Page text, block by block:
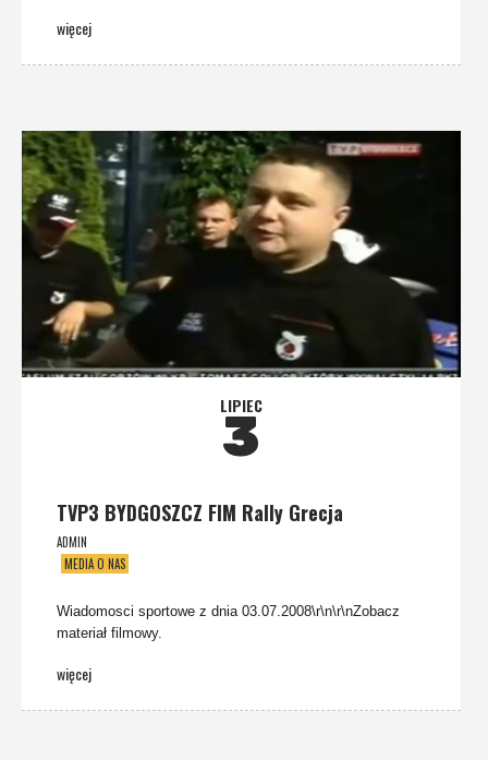
więcej
LIPIEC
3
TVP3 BYDGOSZCZ FIM Rally Grecja
ADMIN
MEDIA O NAS
Wiadomosci sportowe z dnia 03.07.2008\r\n\r\nZobacz
materiał filmowy.
więcej